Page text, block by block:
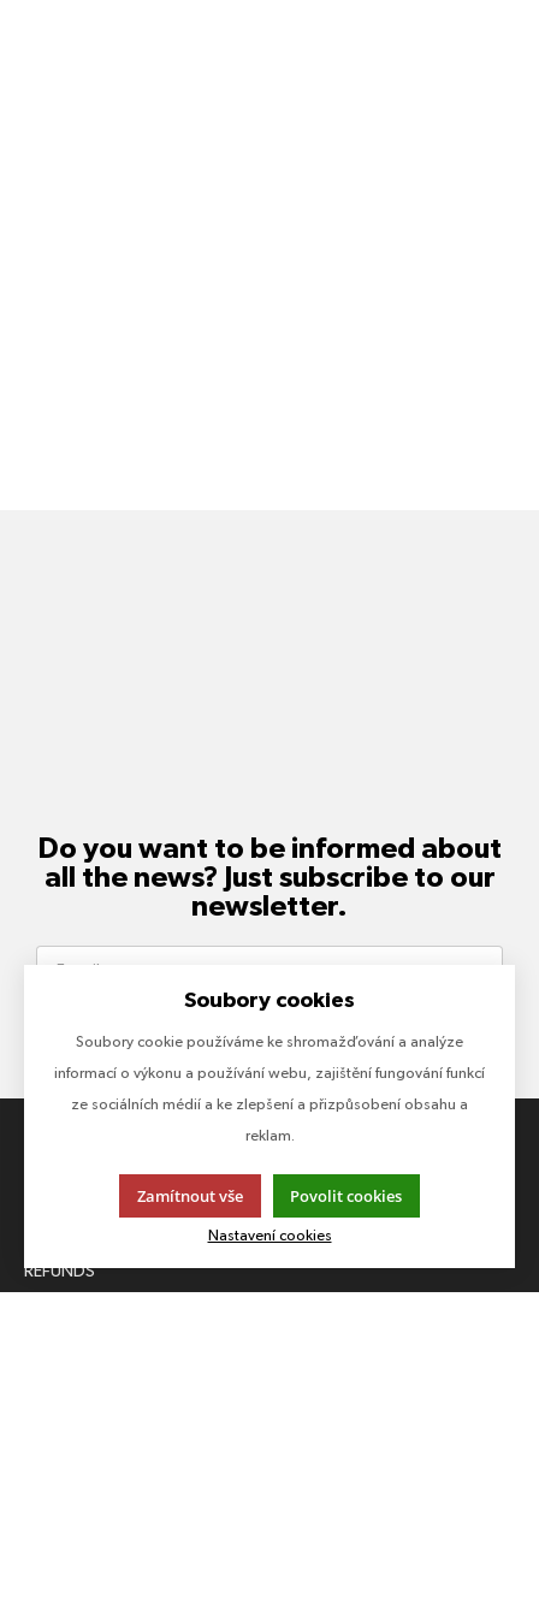
Do you want to be informed about
all the news? Just subscribe to our
newsletter.
Send
ALL ABOUT SHOPPING
TERMS AND CONDITIONS
REFUNDS
ABOUT COMPANY
ABOUT US
CONTACTS
Soubory cookies
Soubory cookie používáme ke shromažďování a analýze
informací o výkonu a používání webu, zajištění fungování funkcí
ze sociálních médií a ke zlepšení a přizpůsobení obsahu a
reklam.
Zamítnout vše Povolit cookies
Nastavení cookies